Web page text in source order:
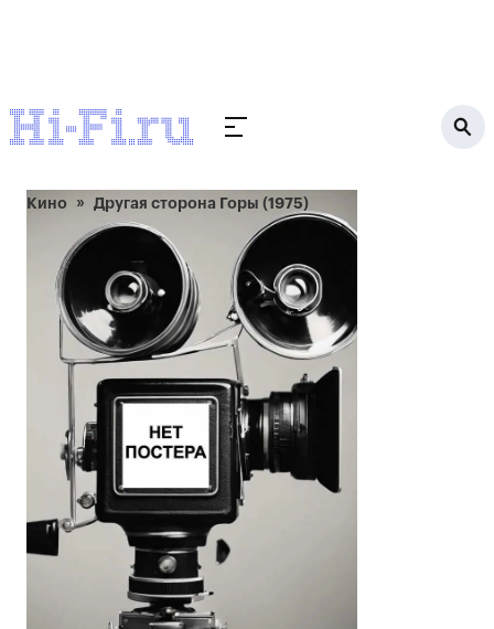
Кино Другая сторона Горы (1975)